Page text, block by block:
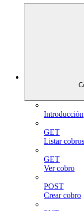
Introducción
GET
Listar cobros
GET
Ver cobro
POST
Crear cobro